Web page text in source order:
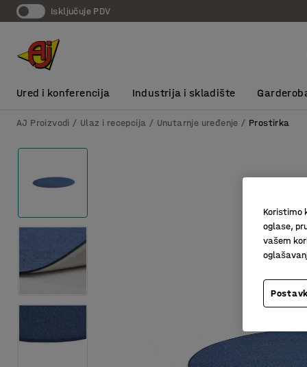
Isključuje PDV
Ured i konferencija Industrija i skladište
AJ Proizvodi Ulaz i recepcija Unutarnje uređenje Prostirka
Koristimo
oglase,
vašem